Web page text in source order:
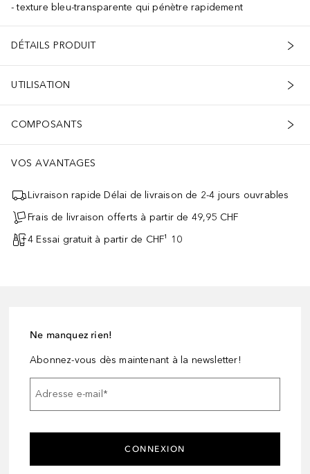
texture bleu-transparente qui pénètre rapidement
DÉTAILS PRODUIT
UTILISATION
COMPOSANTS
VOS AVANTAGES
Livraison rapide Délai de livraison de 2-4 jours ouvrables
Frais de livraison offerts à partir de 49,95 CHF
4 Essai gratuit à partir de CHF¹ 10
Ne manquez rien!
Abonnez-vous dès maintenant à la newsletter!
Adresse e-mail*
CONNEXION